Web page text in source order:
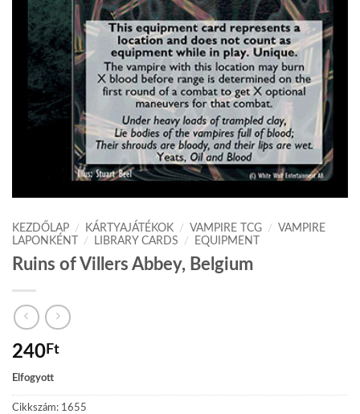
KEZDŐLAP / KÁRTYAJÁTÉKOK / VAMPIRE TCG /
VAMPIRE
LAPONKÉNT
/ LIBRARY CARDS / EQUIPMENT
Ruins of Villers Abbey, Belgium
240Ft
Elfogyott
Cikkszám: 1655